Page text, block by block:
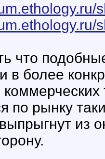
что
в более
по рынку
из